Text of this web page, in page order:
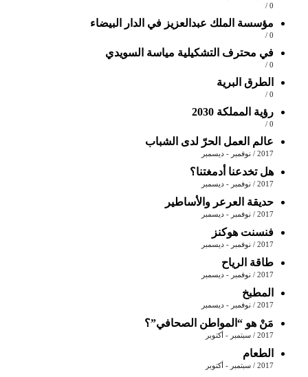
0 /
مؤسسة الملك عبدالعزيز في الدار البيضاء
0 /
في محترف التشكيلية مياسة السويدي
0 /
الطرق البرية
0 /
رؤية المملكة 2030
0 /
عالم العمل الحرّ لدى الشباب
2017 / نوفمبر - ديسمبر
هل تخدعنا أدمغتنا؟
2017 / نوفمبر - ديسمبر
حديقة العرعر والأساطير
2017 / نوفمبر - ديسمبر
فنسنت هوكنز
2017 / نوفمبر - ديسمبر
طاقة الرياح
2017 / نوفمبر - ديسمبر
المطبخ
2017 / نوفمبر - ديسمبر
مَنْ‭ ‬هو‭ ‬“المواطن‭ ‬الصحافي‭”‬؟‭ ‬
2017 / سبتمبر - أكتوبر
الطعام
2017 / سبتمبر - أكتوبر